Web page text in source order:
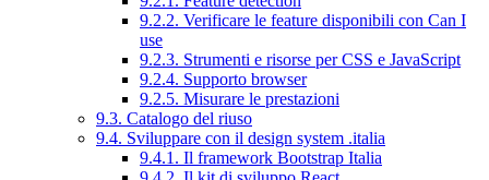
9.2.2. Verificare le feature disponibili con Can I
use
9.2.3. Strumenti e risorse per CSS e JavaScript
9.2.4. Supporto browser
9.2.5. Misurare le prestazioni
9.3. Catalogo del riuso
9.4. Sviluppare con il design system .italia
9.4.1. Il framework Bootstrap Italia